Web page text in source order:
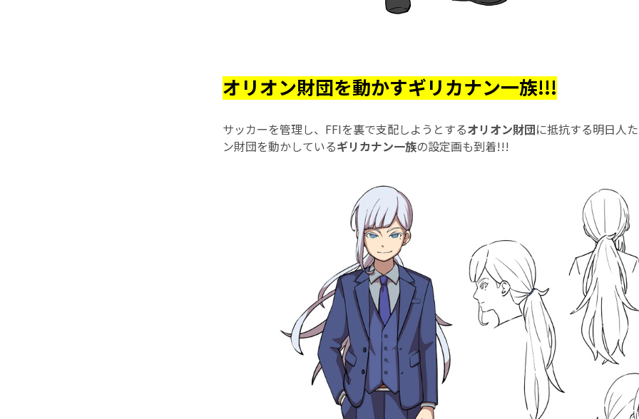
オリオン財団を動かすギリカナン一族!!!
サッカーを管理し、FFIを裏で支配しようとするオリオン財団に抵抗する明日人
ン財団を動かしているギリカナン一族の設定画も到着!!!